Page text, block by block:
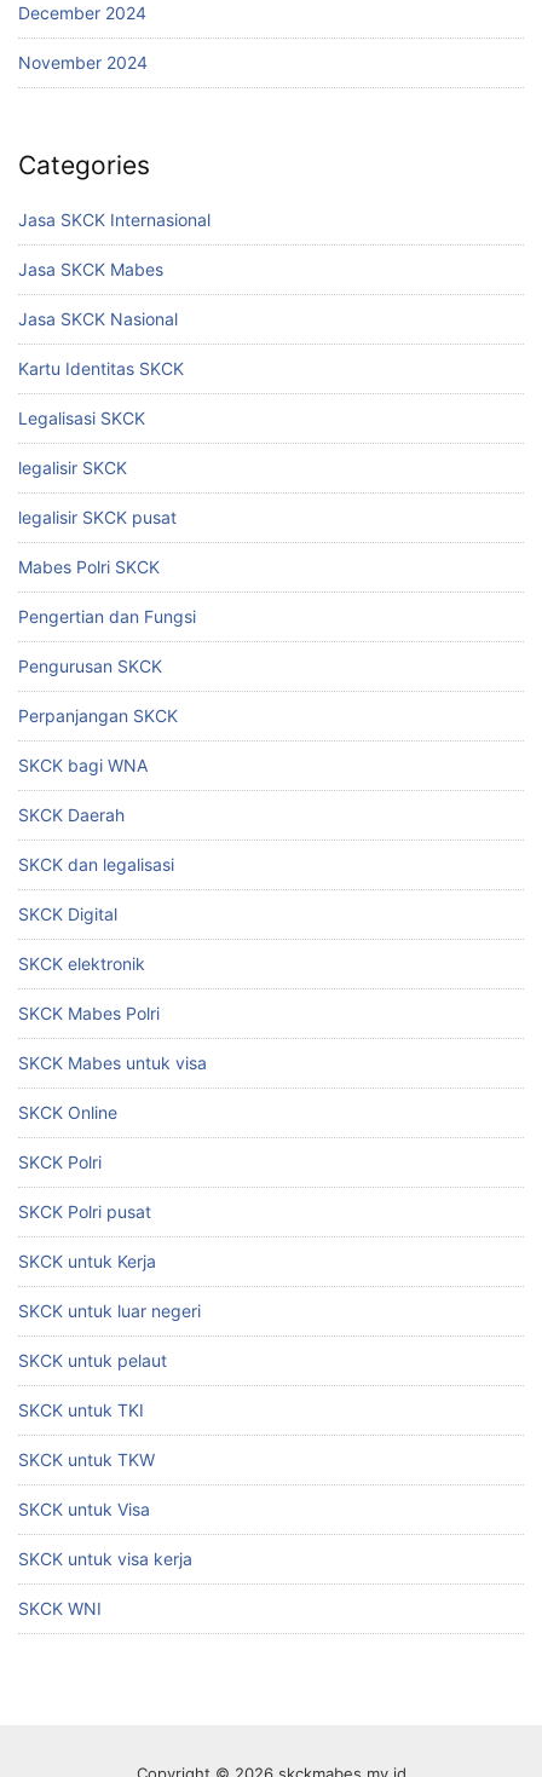
December 2024
November 2024
Categories
Jasa SKCK Internasional
Jasa SKCK Mabes
Jasa SKCK Nasional
Kartu Identitas SKCK
Legalisasi SKCK
legalisir SKCK
legalisir SKCK pusat
Mabes Polri SKCK
Pengertian dan Fungsi
Pengurusan SKCK
Perpanjangan SKCK
SKCK bagi WNA
SKCK Daerah
SKCK dan legalisasi
SKCK Digital
SKCK elektronik
SKCK Mabes Polri
SKCK Mabes untuk visa
SKCK Online
SKCK Polri
SKCK Polri pusat
SKCK untuk Kerja
SKCK untuk luar negeri
SKCK untuk pelaut
SKCK untuk TKI
SKCK untuk TKW
SKCK untuk Visa
SKCK untuk visa kerja
SKCK WNI
Copyright © 2026 skckmabes.my.id